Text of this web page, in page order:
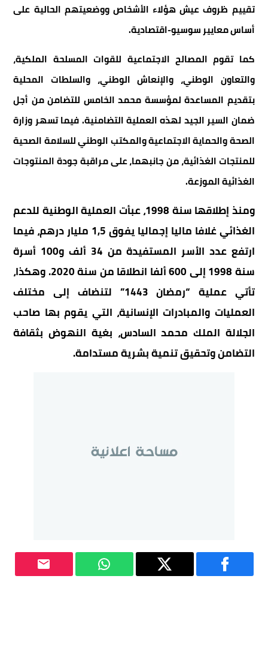
تقييم ظروف عيش هؤلاء الأشخاص ووضعيتهم الحالية على
أساس معايير سوسيو-اقتصادية.
كما تقوم المصالح الاجتماعية للقوات المسلحة الملكية،
والتعاون الوطني، والإنعاش الوطني، والسلطات المحلية
بتقديم المساعدة لمؤسسة محمد الخامس للتضامن من أجل
ضمان السير الجيد لهذه العملية التضامنية. فيما تسهر وزارة
الصحة والحماية الاجتماعية والمكتب الوطني للسلامة الصحية
للمنتجات الغذائية، من جانبهما، على مراقبة جودة المنتوجات
الغذائية الموزعة.
ومنذ إطلاقها سنة 1998، عبأت العملية الوطنية للدعم
الغذائي غلافا ماليا إجماليا يفوق 1,5 مليار درهم، فيما
ارتفع عدد الأسر المستفيدة من 34 ألف و100 أسرة
سنة 1998 إلى 600 ألفا انطلاقا من سنة 2020. وهكذا،
تأتي عملية “رمضان 1443” لتنضاف إلى مختلف
العمليات والمبادرات الإنسانية، التي يقوم بها صاحب
الجلالة الملك محمد السادس، بغية النهوض بثقافة
التضامن وتحقيق تنمية بشرية مستدامة.